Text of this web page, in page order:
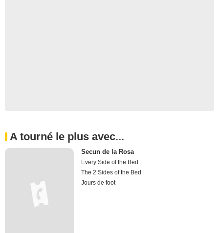
A tourné le plus avec...
Secun de la Rosa
Every Side of the Bed
The 2 Sides of the Bed
Jours de foot